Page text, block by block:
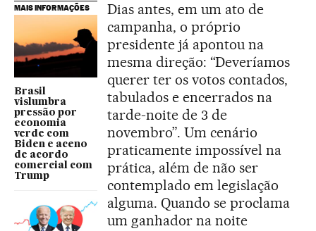
MAIS INFORMAÇÕES
Brasil
vislumbra
pressão por
economia
verde com
Biden e aceno
de acordo
comercial com
Trump
Dias antes, em um ato de
campanha, o próprio
presidente já apontou na
mesma direção: “Deveríamos
querer ter os votos contados,
tabulados e encerrados na
tarde-noite de 3 de
novembro”. Um cenário
praticamente impossível na
prática, além de não ser
contemplado em legislação
alguma. Quando se proclama
um ganhador na noite